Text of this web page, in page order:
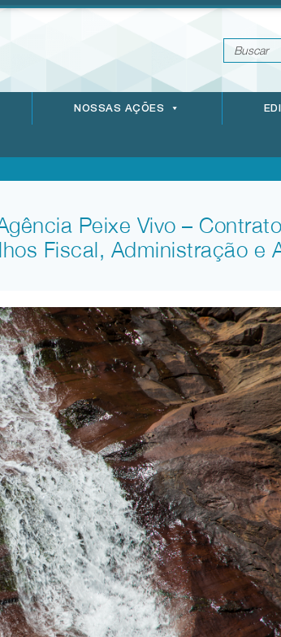
NOSSAS AÇÕES
Peixe Vivo –
Fiscal, Administração e